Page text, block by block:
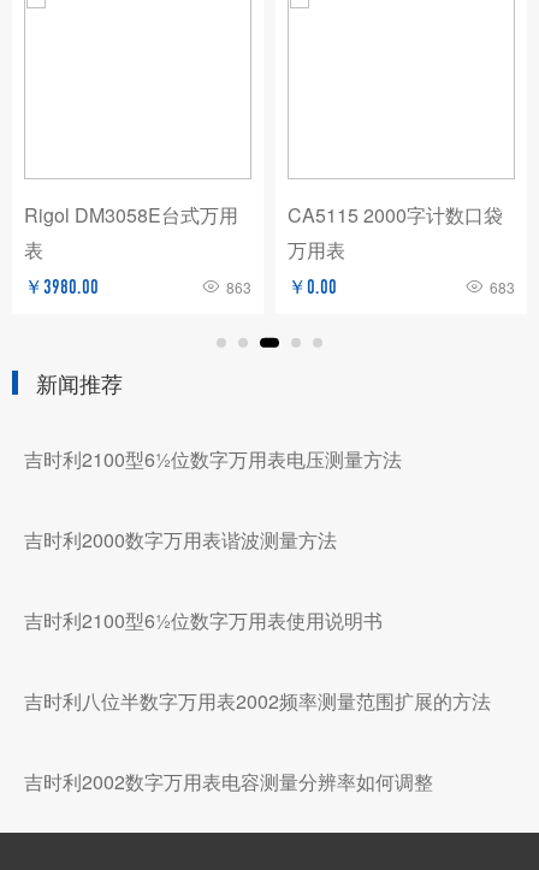
Rigol DM3058E台式万用
表
￥3980.00 863
CA5115 2000字计数口袋
万用表
￥0.00 683
新闻推荐
吉时利2100型6½位数字万用表电压测量方法
吉时利2000数字万用表谐波测量方法
吉时利2100型6½位数字万用表使用说明书
吉时利八位半数字万用表2002频率测量范围扩展的方法
吉时利2002数字万用表电容测量分辨率如何调整